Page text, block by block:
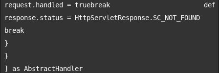
request.handled = truebreak
break
}
}
] as AbstractHandler